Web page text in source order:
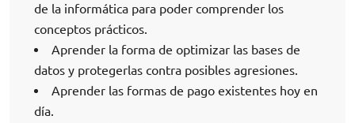
de la informática para poder comprender los
conceptos prácticos.
Aprender la forma de optimizar las bases de
datos y protegerlas contra posibles agresiones.
Aprender las formas de pago existentes hoy en
día.